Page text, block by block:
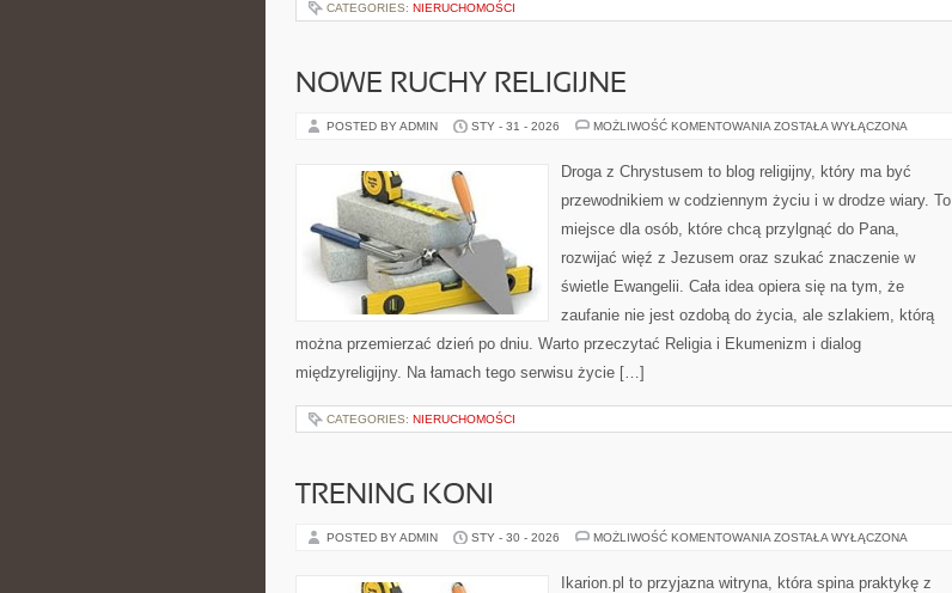
CATEGORIES: NIERUCHOMOŚCI
NOWE RUCHY RELIGIJNE
POSTED BY ADMIN STY - 31 - 2026 MOŻLIWOŚĆ KOMENTOWANIA NOWE
ZOSTAŁA WYŁĄCZONA
Droga z Chrystusem to blog religijny, który ma być
przewodnikiem w codziennym życiu i w drodze wiary. To
miejsce dla osób, które chcą przylgnąć do Pana,
rozwijać więź z Jezusem oraz szukać znaczenie w
świetle Ewangelii. Cała idea opiera się na tym, że
zaufanie nie jest ozdobą do życia, ale szlakiem, którą
można przemierzać dzień po dniu. Warto przeczytać Religia i Ekumenizm i dialog
międzyreligijny. Na łamach tego serwisu życie […]
CATEGORIES: NIERUCHOMOŚCI
TRENING KONI
POSTED BY ADMIN STY - 30 - 2026 MOŻLIWOŚĆ KOMENTOWANIA TRENING
ZOSTAŁA WYŁĄCZONA
Ikarion.pl to przyjazna witryna, która spina praktykę z